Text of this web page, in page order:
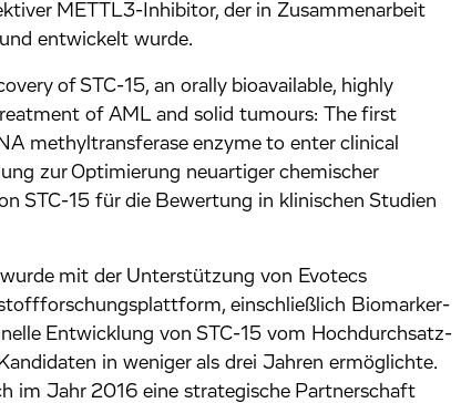
METTL3-Inhibitor, der in Zusammenarbeit
entwickelt wurde.
of STC-15, an orally bioavailable, highly
of AML and solid tumours: The first
methyltransferase enzyme to enter clinical
zur Optimierung neuartiger chemischer
STC-15 für die Bewertung in klinischen Studien
mit der Unterstützung von Evotecs
einschließlich Biomarker-
Entwicklung von STC-15 vom Hochdurchsatz-
in weniger als drei Jahren ermöglichte.
im Jahr 2016 eine strategische Partnerschaft